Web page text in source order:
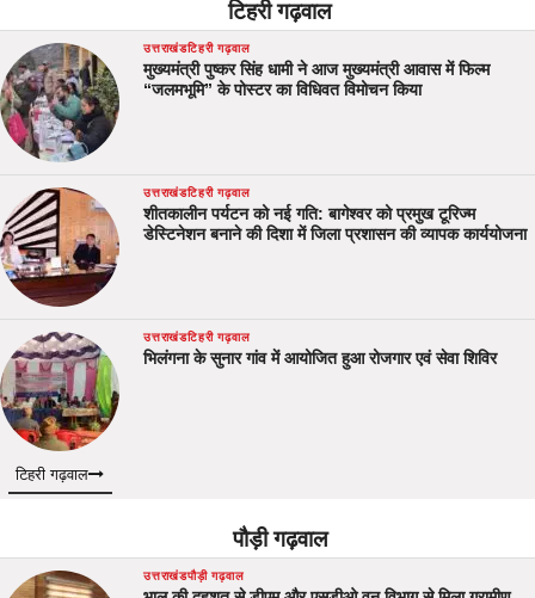
टिहरी गढ़वाल
उत्तराखंडटिहरी गढ़वाल
मुख्यमंत्री पुष्कर सिंह धामी ने आज मुख्यमंत्री आवास में फिल्म
“जलमभूमि” के पोस्टर का विधिवत विमोचन किया
उत्तराखंडटिहरी गढ़वाल
शीतकालीन पर्यटन को नई गति: बागेश्वर को प्रमुख टूरिज्म
डेस्टिनेशन बनाने की दिशा में जिला प्रशासन की व्यापक कार्ययोजना
उत्तराखंडटिहरी गढ़वाल
भिलंगना के सुनार गांव में आयोजित हुआ रोजगार एवं सेवा शिविर
टिहरी गढ़वाल
पौड़ी गढ़वाल
उत्तराखंडपौड़ी गढ़वाल